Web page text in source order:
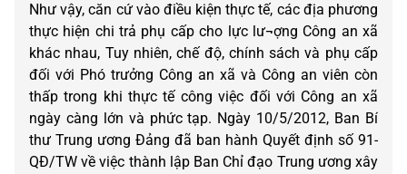
Như vậy, căn cứ vào điều kiện thực tế, các địa phương
thực hiện chi trả phụ cấp cho lực lư¬ợng Công an xã
khác nhau, Tuy nhiên, chế độ, chính sách và phụ cấp
đối với Phó trưởng Công an xã và Công an viên còn
thấp trong khi thực tế công việc đối với Công an xã
ngày càng lớn và phức tạp. Ngày 10/5/2012, Ban Bí
thư Trung ương Đảng đã ban hành Quyết định số 91-
QĐ/TW về việc thành lập Ban Chỉ đạo Trung ương xây